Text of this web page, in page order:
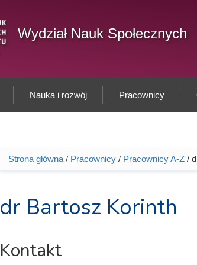
Wydział Nauk Społecznych
Nauka i rozwój Pracownicy
Jesteś tutaj
Strona główna/ Pracownicy/ Pracownicy A-Z/
dr Bartosz Korinth
Kontakt